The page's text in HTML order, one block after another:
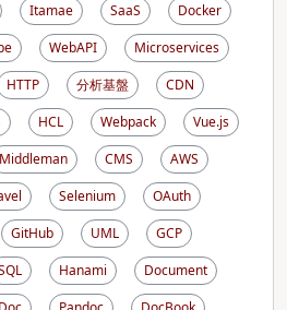
Itamae SaaS
Docker
WebAPI
Microservices
HTTP 分析基盤
CDN
HCL Webpack
Vue.js
Middleman CMS
AWS
Selenium
OAuth
GitHub UML
GCP
Hanami
Document